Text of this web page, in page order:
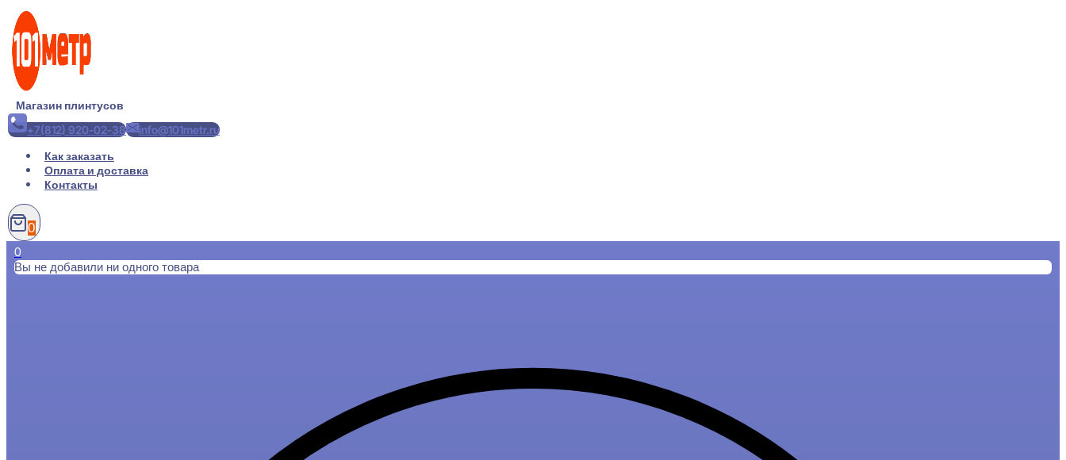
Перейти
содержимому
Магазин плинтусов
+7(812) 920-02-38
info@101metr.ru
Как заказать
Оплата и доставка
Контакты
0
0
Вы не добавили ни одного товара